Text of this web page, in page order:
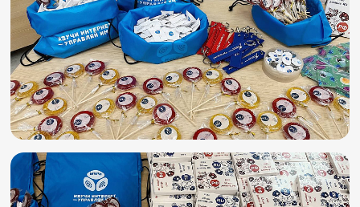
Настолка
Памятки
Комиксы
Стихи
Педагогам
Школа наставников
IT-урок
Методика
Секреты кода
Незрячим
English